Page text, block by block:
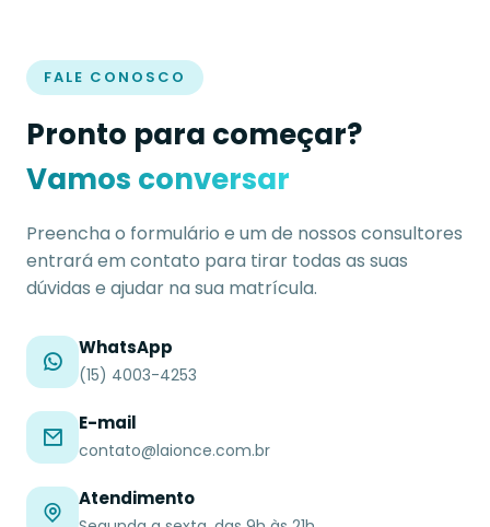
FALE CONOSCO
Pronto para começar?
Vamos conversar
Preencha o formulário e um de nossos consultores
entrará em contato para tirar todas as suas
dúvidas e ajudar na sua matrícula.
WhatsApp
(15) 4003-4253
E-mail
contato@laionce.com.br
Atendimento